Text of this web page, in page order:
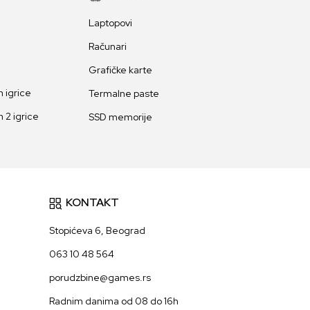
igrice
2 igrice
Laptopovi
Računari
Grafičke karte
Termalne paste
SSD memorije
KONTAKT
Stopićeva 6, Beograd
063 10 48 564
porudzbine@games.rs
Radnim danima od 08 do 16h